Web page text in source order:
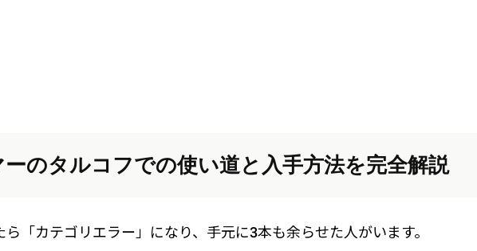
のタルコフでの使い道と入手方法を完全解説
「カテゴリエラー」になり、手元に3本も余らせた人がいます。